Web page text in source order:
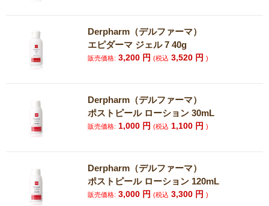
Derpharm（デルファーマ）
エピダーマ ジェル 7 40g
販売価格: 3,200 円(税込 3,520 円)
Derpharm（デルファーマ）
ポストピール ローション 30mL
販売価格: 1,000 円(税込 1,100 円)
Derpharm（デルファーマ）
ポストピール ローション 120mL
販売価格: 3,000 円(税込 3,300 円)